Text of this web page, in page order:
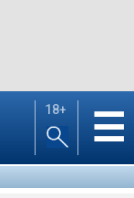
18+ ☰